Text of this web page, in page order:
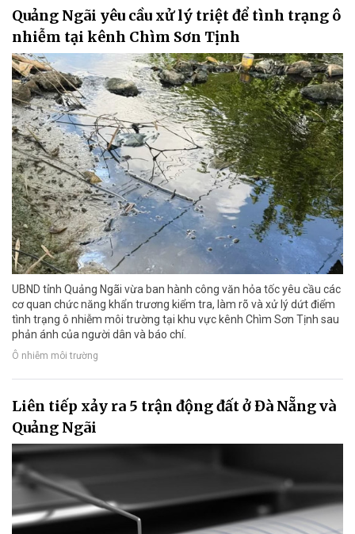
Quảng Ngãi yêu cầu xử lý triệt để tình trạng ô
nhiễm tại kênh Chìm Sơn Tịnh
UBND tỉnh Quảng Ngãi vừa ban hành công văn hỏa tốc yêu cầu các
cơ quan chức năng khẩn trương kiểm tra, làm rõ và xử lý dứt điểm
tình trạng ô nhiễm môi trường tại khu vực kênh Chìm Sơn Tịnh sau
phản ánh của người dân và báo chí.
Ô nhiễm môi trường
Liên tiếp xảy ra 5 trận động đất ở Đà Nẵng và
Quảng Ngãi